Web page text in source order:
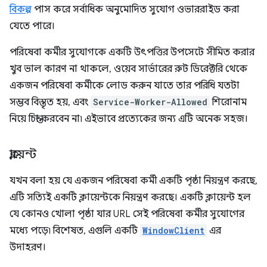
বিকল্প পাস করে সর্বাধিক অনুমোদিত সুযোগ ওভাররাইড করা
যেতে পারে।
পরিষেবা কর্মীর সুযোগকে একটি উৎপত্তির উপসেটে সীমিত করার
খুব ভাল কারণ না থাকলে, ওয়েব সার্ভারের রুট ডিরেক্টরি থেকে
একজন পরিষেবা কর্মীকে লোড করুন যাতে তার পরিধি যতটা
সম্ভব বিস্তৃত হয়, এবং Service-Worker-Allowed শিরোনাম
নিয়ে চিন্তা করবেন না৷ এইভাবে প্রত্যেকের জন্য এটি অনেক সহজ।
ক্লায়েন্ট
যখন বলা হয় যে একজন পরিষেবা কর্মী একটি পৃষ্ঠা নিয়ন্ত্রণ করছে,
এটি সত্যিই একটি ক্লায়েন্টকে নিয়ন্ত্রণ করছে। একটি ক্লায়েন্ট হল
যে কোনও খোলা পৃষ্ঠা যার URL সেই পরিষেবা কর্মীর সুযোগের
মধ্যে পড়ে৷ বিশেষত, এগুলি একটি WindowClient এর
উদাহরণ।